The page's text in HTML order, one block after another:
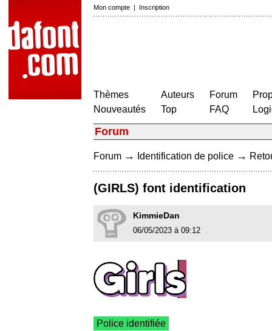
Mon compte | Inscription
Thèmes
Nouveautés
Auteurs
Top
Forum
FAQ
Forum
Forum → Identification de police →
(GIRLS) font identification
KimmieDan
06/05/2023 à 09:12
Police identifiée